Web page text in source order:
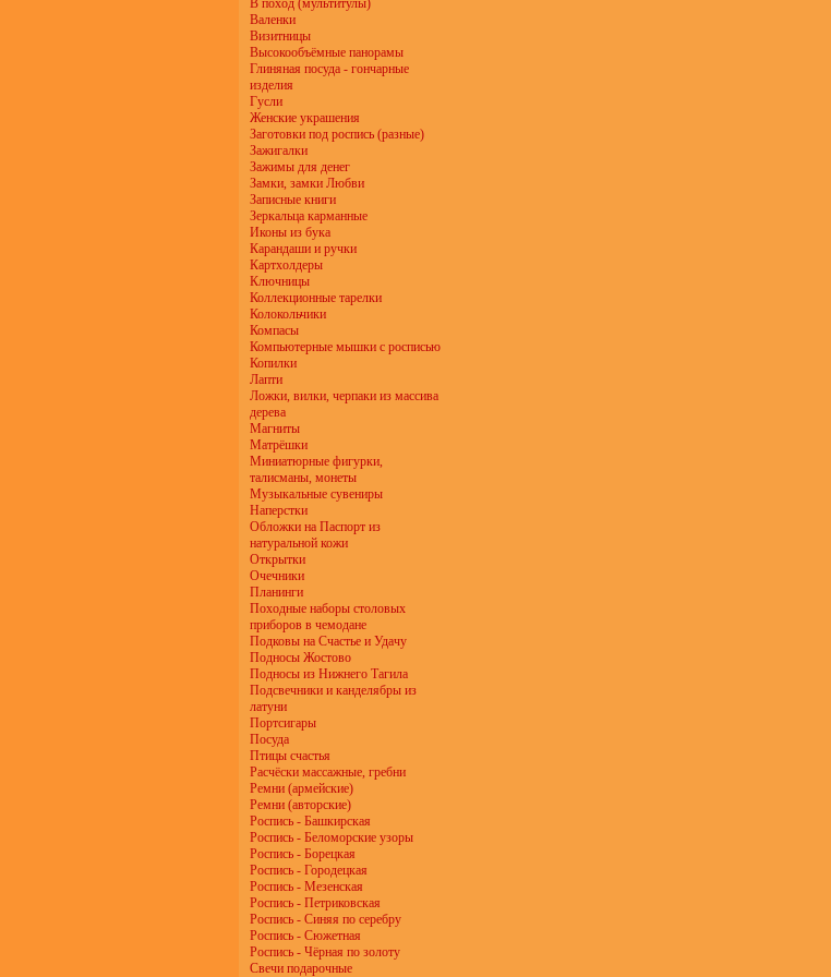
В поход (мультитулы)
Валенки
Визитницы
Высокообъёмные панорамы
Глиняная посуда - гончарные
изделия
Гусли
Женские украшения
Заготовки под роспись (разные)
Зажигалки
Зажимы для денег
Замки, замки Любви
Записные книги
Зеркальца карманные
Иконы из бука
Карандаши и ручки
Картхолдеры
Ключницы
Коллекционные тарелки
Колокольчики
Компасы
Компьютерные мышки с росписью
Копилки
Лапти
Ложки, вилки, черпаки из массива
дерева
Магниты
Матрёшки
Миниатюрные фигурки,
талисманы, монеты
Музыкальные сувениры
Наперстки
Обложки на Паспорт из
натуральной кожи
Открытки
Очечники
Планинги
Походные наборы столовых
приборов в чемодане
Подковы на Счастье и Удачу
Подносы Жостово
Подносы из Нижнего Тагила
Подсвечники и канделябры из
латуни
Портсигары
Посуда
Птицы счастья
Расчёски массажные, гребни
Ремни (армейские)
Ремни (авторские)
Роспись - Башкирская
Роспись - Беломорские узоры
Роспись - Борецкая
Роспись - Городецкая
Роспись - Мезенская
Роспись - Петриковская
Роспись - Синяя по серебру
Роспись - Сюжетная
Роспись - Чёрная по золоту
Свечи подарочные